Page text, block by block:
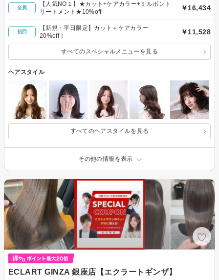
全員
【人気NO１】★カット+ケアカラー+ミルボント
リートメント★10%off
￥16,434
初回
【新規・平日限定】カット＋ケアカラー
20%off！
￥11,528
すべてのスペシャルメニューを見る
ヘアスタイル
すべてのヘアスタイルを見る
その他の情報を表示
ECLART GINZA 銀座店【エクラートギンザ】